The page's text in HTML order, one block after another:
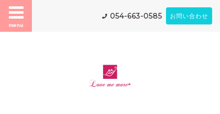
menu
054-663-0585 お問い合わせ